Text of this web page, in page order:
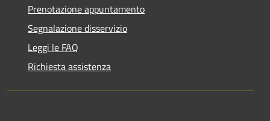
Prenotazione appuntamento
Segnalazione disservizio
Leggi le FAQ
Richiesta assistenza